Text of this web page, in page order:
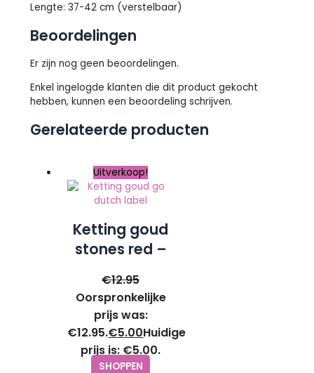
Lengte: 37-42 cm (verstelbaar)
Beoordelingen
Er zijn nog geen beoordelingen.
Enkel ingelogde klanten die dit product gekocht
hebben, kunnen een beoordeling schrijven.
Gerelateerde producten
Uitverkoop!
Ketting goud
stones red –
Label
€12.95
Oorspronkelijke
prijs was:
€12.95.€5.00Huidige
prijs is: €5.00.
SHOPPEN